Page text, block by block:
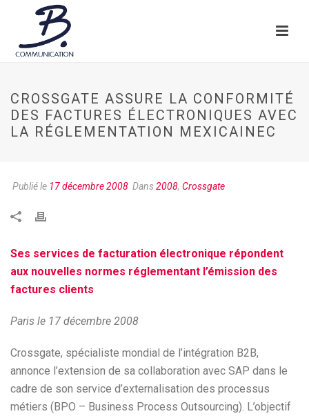
CROSSGATE ASSURE LA CONFORMITÉ
DES FACTURES ÉLECTRONIQUES AVEC
LA RÉGLEMENTATION MEXICAINEC
Publié le 17 décembre 2008 Dans2008, Crossgate
Ses services de facturation électronique répondent
aux nouvelles normes réglementant l’émission des
factures clients
Paris le 17 décembre 2008
Crossgate, spécialiste mondial de l’intégration B2B,
annonce l’extension de sa collaboration avec SAP dans le
cadre de son service d’externalisation des processus
métiers (BPO – Business Process Outsourcing). L’objectif